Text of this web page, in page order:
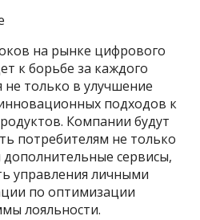
на рынке цифрового
к борьбе за каждого
не только в улучшение
подходов к
Компании будут
потребителям не только
сервисы,
управления личными
по оптимизации
лояльности.